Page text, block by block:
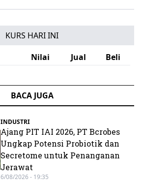
KURS HARI INI
Nilai Jual Beli
BACA JUGA
INDUSTRI
Ajang PIT IAI 2026, PT Bcrobes
Ungkap Potensi Probiotik dan
Secretome untuk Penanganan
Jerawat
6/08/2026 - 19:35